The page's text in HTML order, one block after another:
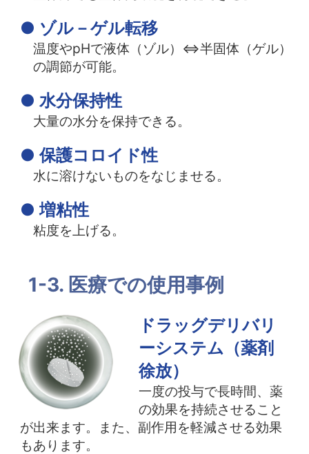
● ゾル－ゲル転移
温度やpHで液体（ゾル）⇔半固体（ゲル）
の調節が可能。
● 水分保持性
大量の水分を保持できる。
● 保護コロイド性
水に溶けないものをなじませる。
● 増粘性
粘度を上げる。
1-3. 医療での使用事例
ドラッグデリバリ
ーシステム（薬剤
徐放）
一度の投与で長時間、薬
の効果を持続させること
が出来ます。また、副作用を軽減させる効果
もあります。